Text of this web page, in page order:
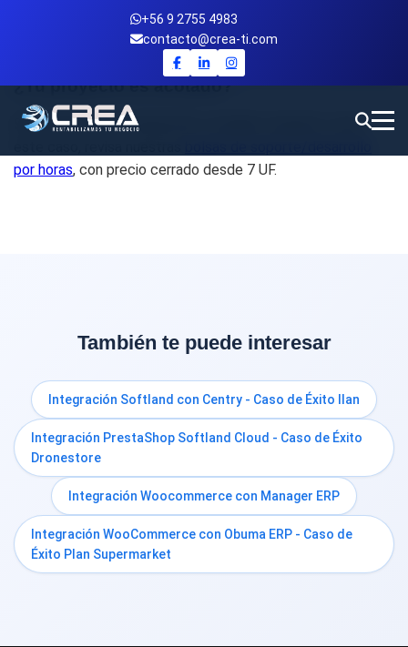
+56 9 2755 4983
contacto@crea-ti.com
¿Tu proyecto es acotado?
Si no necesitas un desarrollo a medida completo como
por horas, con precio cerrado desde 7 UF.
También te puede interesar
Integración Softland con Centry - Caso de Éxito Ilan
Integración PrestaShop Softland Cloud - Caso de Éxito
Dronestore
Integración Woocommerce con Manager ERP
Integración WooCommerce con Obuma ERP - Caso de
Éxito Plan Supermarket